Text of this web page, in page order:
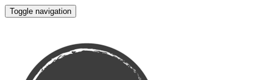
Toggle navigation